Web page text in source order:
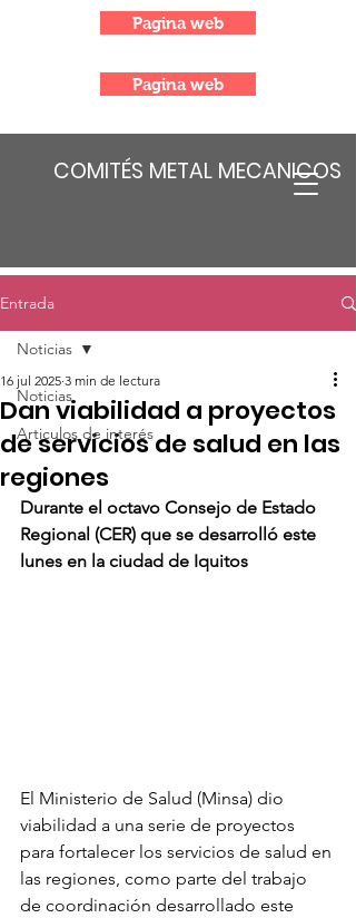
COMITÉS METAL MECANICOS
Pagina web
Pagina web
Entrada
Noticias
Articulos de interés
Noticias
Dan viabilidad a proyectos
de servicios de salud en las
regiones
16 jul 2025 3 min de lectura
Durante el octavo Consejo de Estado
Regional (CER) que se desarrolló este
lunes en la ciudad de Iquitos
El Ministerio de Salud (Minsa) dio
viabilidad a una serie de proyectos
para fortalecer los servicios de salud en
las regiones, como parte del trabajo
de coordinación desarrollado este